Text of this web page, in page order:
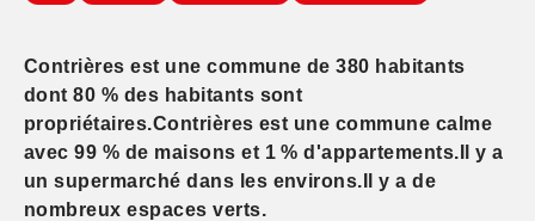
Contrières est une commune de 380 habitants
dont 80 % des habitants sont
propriétaires.Contrières est une commune calme
avec 99 % de maisons et 1 % d'appartements.Il y a
un supermarché dans les environs.Il y a de
nombreux espaces verts.